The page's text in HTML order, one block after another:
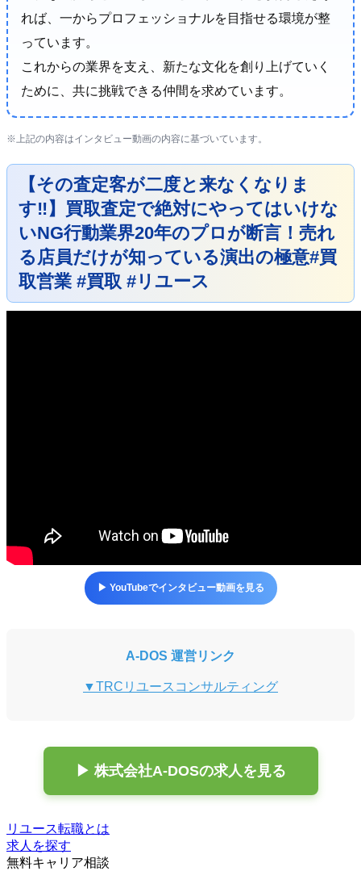
れば、一からプロフェッショナルを目指せる環境が整
っています。
これからの業界を支え、新たな文化を創り上げていく
ために、共に挑戦できる仲間を求めています。
※上記の内容はインタビュー動画の内容に基づいています。
【その査定客が二度と来なくなりま
す‼️】買取査定で絶対にやってはいけな
いNG行動業界20年のプロが断言！売れ
る店員だけが知っている演出の極意#買
取営業 #買取 #リユース
▶ YouTubeでインタビュー動画を見る
A-DOS 運営リンク
▼TRCリユースコンサルティング
▶ 株式会社A-DOSの求人を見る
リユース転職とは
求人を探す
無料キャリア相談